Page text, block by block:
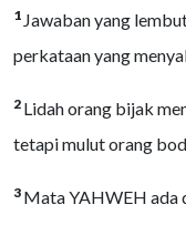
1 Jawaban yang
perkataan yang
2 Lidah orang bijak
tetapi mulut orang
3 Mata YAHWEH ada